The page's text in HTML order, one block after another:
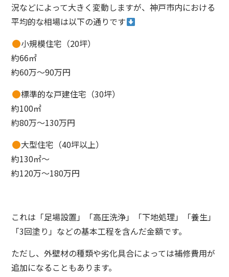
況などによって大きく変動しますが、神戸市内における
平均的な相場は以下の通りです
小規模住宅（20坪）
約66㎡
約60万～90万円
標準的な戸建住宅（30坪）
約100㎡
約80万～130万円
大型住宅（40坪以上）
約130㎡～
約120万～180万円
これは「足場設置」「高圧洗浄」「下地処理」「養生」
「3回塗り」などの基本工程を含んだ金額です。
ただし、外壁材の種類や劣化具合によっては補修費用が
追加になることもあります。